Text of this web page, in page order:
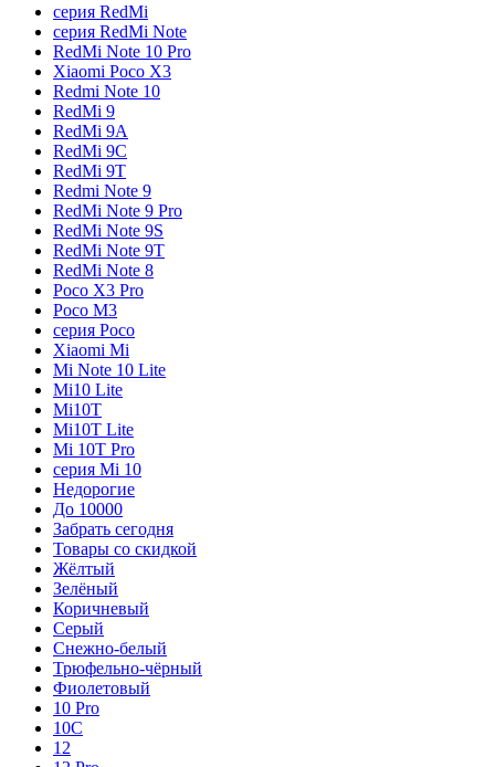
серия RedMi
серия RedMi Note
RedMi Note 10 Pro
Xiaomi Poco X3
Redmi Note 10
RedMi 9
RedMi 9A
RedMi 9C
RedMi 9T
Redmi Note 9
RedMi Note 9 Pro
RedMi Note 9S
RedMi Note 9T
RedMi Note 8
Poco X3 Pro
Poco M3
серия Poco
Xiaomi Mi
Mi Note 10 Lite
Mi10 Lite
Mi10T
Mi10T Lite
Mi 10T Pro
серия Mi 10
Недорогие
До 10000
Забрать сегодня
Товары со скидкой
Жёлтый
Зелёный
Коричневый
Серый
Снежно-белый
Трюфельно-чёрный
Фиолетовый
10 Pro
10C
12